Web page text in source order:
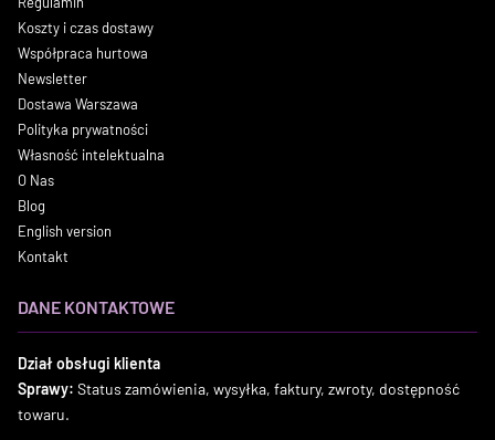
Koszty i czas dostawy
Współpraca hurtowa
Newsletter
Dostawa Warszawa
Polityka prywatności
Własność intelektualna
O Nas
Blog
English version
Kontakt
DANE KONTAKTOWE
Dział obsługi klienta
Sprawy: Status zamówienia, wysyłka, faktury, zwroty, dostępność
towaru.